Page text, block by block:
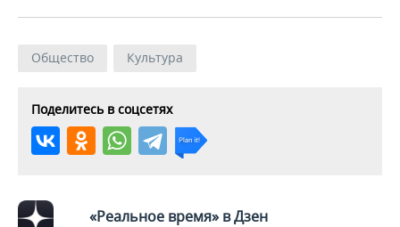
Общество Культура
Поделитесь в соцсетях
«Реальное время» в Дзен